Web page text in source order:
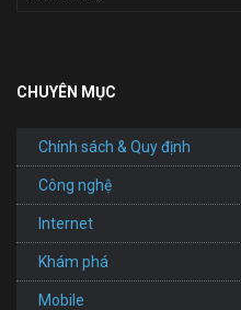
CHUYÊN MỤC
Chính sách & Quy định
Công nghệ
Internet
Khám phá
Mobile